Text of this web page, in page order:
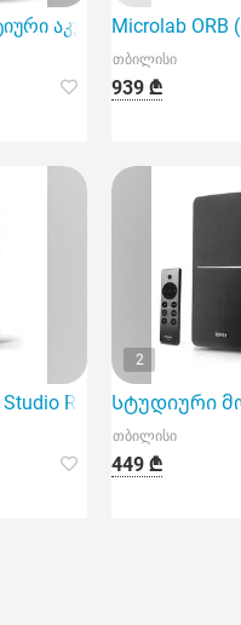
აკუსტიკური სისტემა
Microlab ORB
თბილისი
939 ₾
მაღალი ხარისხის
R1280Db
2
Სტუდიური
თბილისი
449 ₾